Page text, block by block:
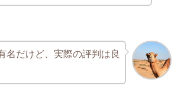
名だけど、実際の評判は良